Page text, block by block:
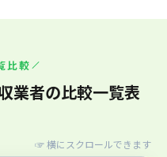
テック
比較
業者の比較一覧表
☞横にスクロールできます